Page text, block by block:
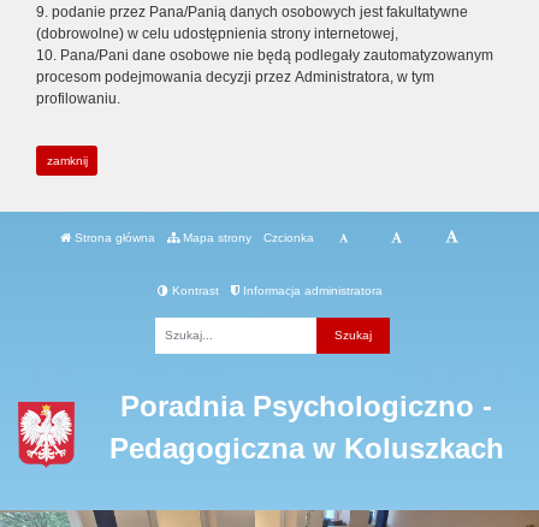
9. podanie przez Pana/Panią danych osobowych jest fakultatywne
(dobrowolne) w celu udostępnienia strony internetowej,
10. Pana/Pani dane osobowe nie będą podlegały zautomatyzowanym
procesom podejmowania decyzji przez Administratora, w tym
profilowaniu.
zamknij
Strona główna Mapa strony Czcionka
Kontrast Informacja administratora
Poradnia Psychologiczno -
Pedagogiczna w Koluszkach